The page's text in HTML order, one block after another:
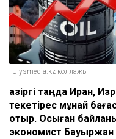
Ulysmedia.kz коллажы
Қазіргі таңда Иран,
текетірес мұнай
отыр. Осыған
экономист